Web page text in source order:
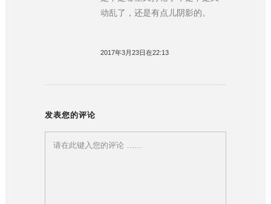
动乱了，还是有点儿阴影的。
2017年3月23日在22:13
发表您的评论